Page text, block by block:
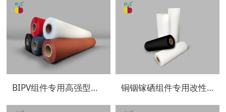
BIPV组件专用高强型改性EVA封装膜 铜铟镓硒组件专用改性EVA封装膜